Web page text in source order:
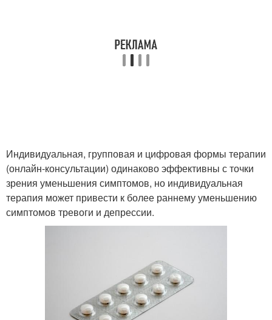
Индивидуальная, групповая и цифровая формы терапии
(онлайн-консультации) одинаково эффективны с точки
зрения уменьшения симптомов, но индивидуальная
терапия может привести к более раннему уменьшению
симптомов тревоги и депрессии.